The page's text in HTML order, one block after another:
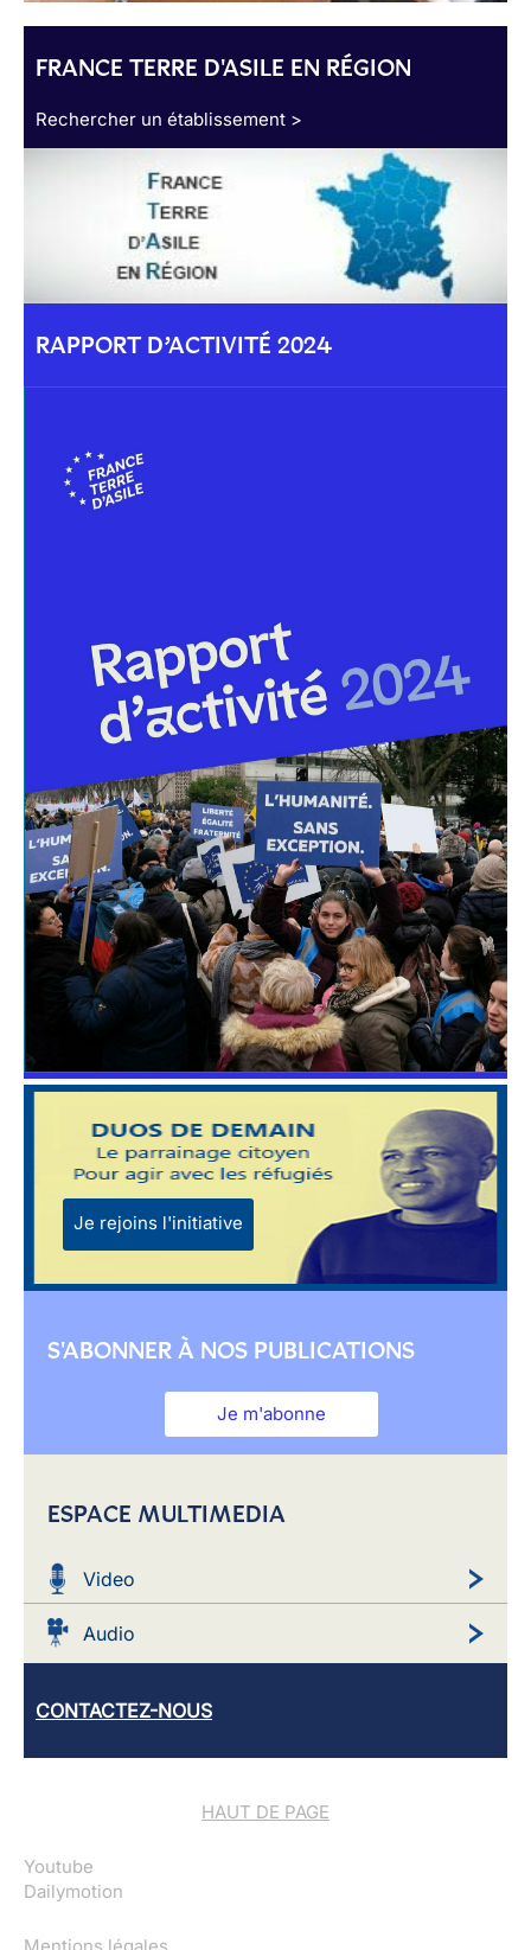
FRANCE TERRE D'ASILE EN RÉGION
Rechercher un établissement >
RAPPORT D’ACTIVITÉ 2024
Je rejoins l'initiative
S'ABONNER À NOS PUBLICATIONS
Je m'abonne
ESPACE MULTIMEDIA
Video
Audio
CONTACTEZ-NOUS
HAUT DE PAGE
Youtube
Dailymotion
Mentions légales